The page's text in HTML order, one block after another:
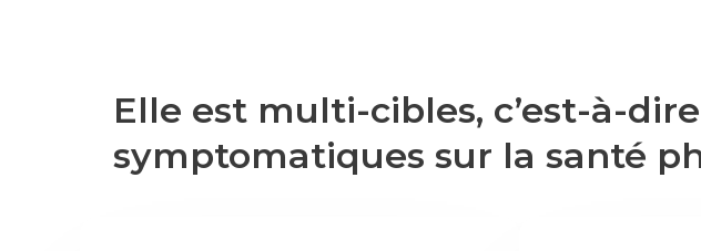
Elle est multi-cibles, c’est-à-
symptomatiques sur la santé